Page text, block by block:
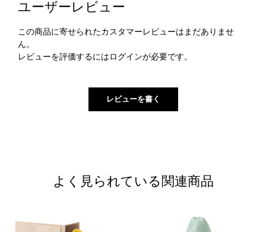
ユーザーレビュー
この商品に寄せられたカスタマーレビューはまだありませ
ん。
レビューを評価するには ログインが必要です。
よく見られている関連商品